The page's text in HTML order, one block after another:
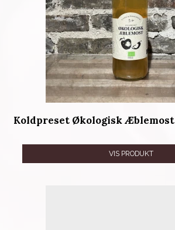
Koldpreset Økologisk Æblemost
VIS PRODUKT